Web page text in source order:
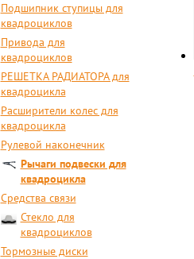
Подшипник ступицы для
квадроциклов
Привода для
квадроциклов
РЕШЕТКА РАДИАТОРА для
квадроцикла
Расширители колес для
квадроцикла
Рулевой наконечник
Рычаги подвески для
квадроцикла
Средства связи
Стекло для
квадроциклов
Тормозные диски